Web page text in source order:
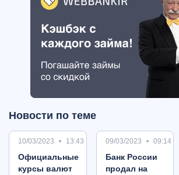
Новости по теме
10/03/2023 13:43
Oфициальные
курсы валют
09/03/2023 09:14
Банк России
продал на